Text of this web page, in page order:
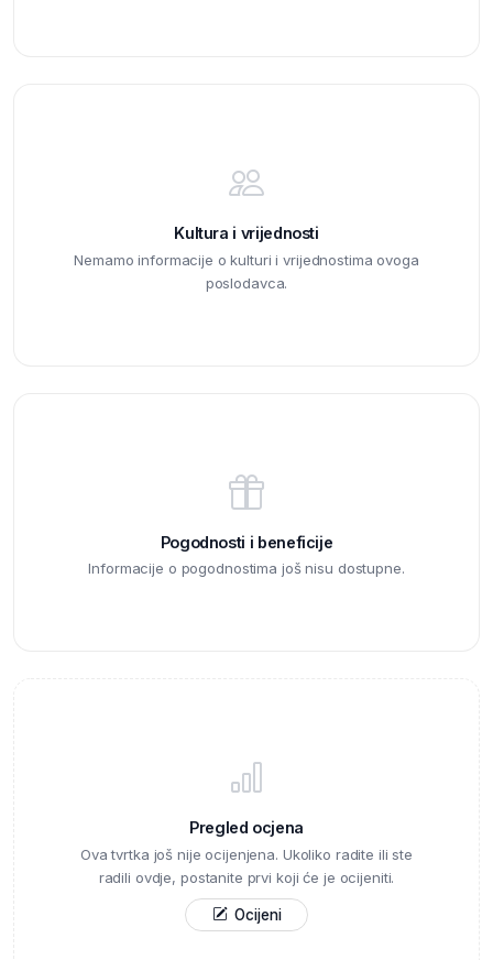
Kultura i vrijednosti
Nemamo informacije o kulturi i vrijednostima ovoga
poslodavca.
Pogodnosti i beneficije
Informacije o pogodnostima još nisu dostupne.
Pregled ocjena
Ova tvrtka još nije ocijenjena. Ukoliko radite ili ste
radili ovdje, postanite prvi koji će je ocijeniti.
Ocijeni